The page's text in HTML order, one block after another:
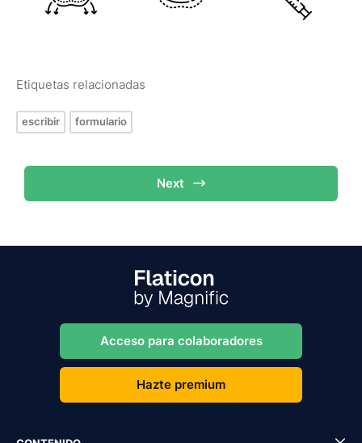
Etiquetas relacionadas
escribir formulario
Next
Acceso para colaboradores
Hazte premium